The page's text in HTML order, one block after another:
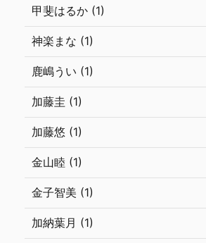
甲斐はるか (1)
神楽まな (1)
鹿嶋うい (1)
加藤圭 (1)
加藤悠 (1)
金山睦 (1)
金子智美 (1)
加納葉月 (1)